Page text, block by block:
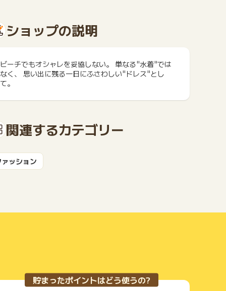
ショップの説明
ビーチでもオシャレを妥協しない。 単なる"水着"では
なく、 思い出に残る一日にふさわしい"ドレス"とし
て。
関連するカテゴリー
ッション
貯まったポイントはどう使うの?